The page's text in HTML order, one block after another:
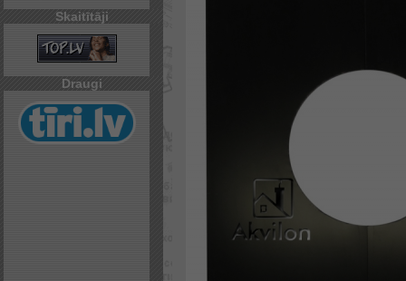
Skaitītāji
Draugi